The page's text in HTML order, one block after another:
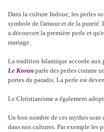
Dans la culture Indoue, les perles
symbole de l'amour et de la
a découvert la première perle et
mariage.
La tradition Islamique accorde aux
Le Koran parle des perles comme
portes du paradis. La perle est
Le Christianisme a également
Un bon nombre de ces mythes
dans nos cultures. Par exemple les